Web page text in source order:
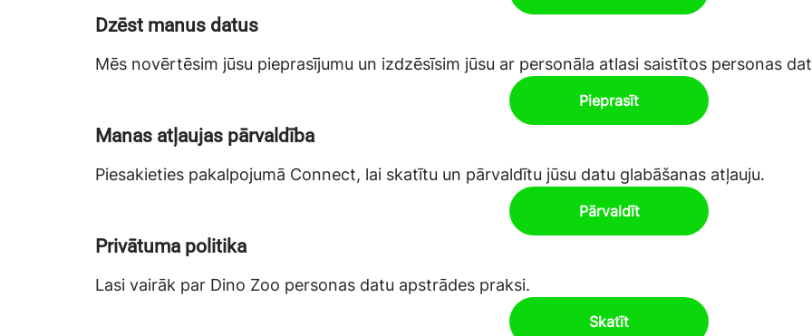
Dzēst manus datus
Mēs novērtēsim jūsu pieprasījumu un izdzēsīsim jūsu ar personāla atlasi saistītos personas
Pieprasīt
Manas atļaujas pārvaldība
Piesakieties pakalpojumā Connect, lai skatītu un pārvaldītu jūsu datu glabāšanas atļauju.
Pārvaldīt
Privātuma politika
Lasi vairāk par Dino Zoo personas datu apstrādes praksi.
Skatīt